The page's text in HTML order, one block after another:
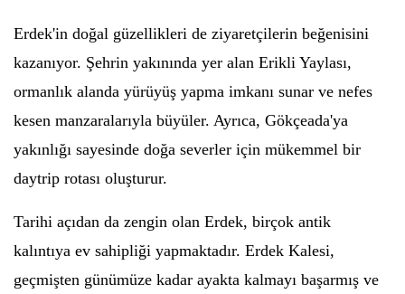
Erdek'in doğal güzellikleri de ziyaretçilerin beğenisini
kazanıyor. Şehrin yakınında yer alan Erikli Yaylası,
ormanlık alanda yürüyüş yapma imkanı sunar ve nefes
kesen manzaralarıyla büyüler. Ayrıca, Gökçeada'ya
yakınlığı sayesinde doğa severler için mükemmel bir
daytrip rotası oluşturur.
Tarihi açıdan da zengin olan Erdek, birçok antik
kalıntıya ev sahipliği yapmaktadır. Erdek Kalesi,
geçmişten günümüze kadar ayakta kalmayı başarmış ve